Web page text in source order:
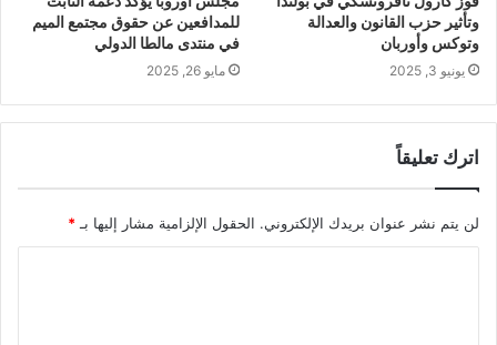
وتأثير حزب القانون والعدالة
وتوكس وأوربان
يونيو 3, 2025
للمدافعين عن حقوق مجتمع الميم
في منتدى مالطا الدولي
مايو 26, 2025
اترك تعليقاً
لن يتم نشر عنوان بريدك الإلكتروني. الحقول الإلزامية مشار إليها بـ *